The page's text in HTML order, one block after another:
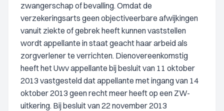
zwangerschap of bevalling. Omdat de
verzekeringsarts geen objectiveerbare afwijkingen
vanuit ziekte of gebrek heeft kunnen vaststellen
wordt appellante in staat geacht haar arbeid als
zorgverlener te verrichten. Dienovereenkomstig
heeft het Uwv appellante bij besluit van 11 oktober
2013 vastgesteld dat appellante met ingang van 14
oktober 2013 geen recht meer heeft op een ZW-
uitkering. Bij besluit van 22 november 2013